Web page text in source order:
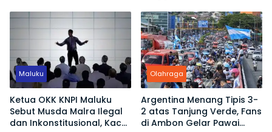
Sekadar Jadi Penonton
Maluku
Ketua OKK KNPI Maluku
Sebut Musda Malra Ilegal
dan Inkonstitusional, Kace
Olahraga
Argentina Menang Tipis 3-
2 atas Tanjung Verde, Fans
di Ambon Gelar Pawai